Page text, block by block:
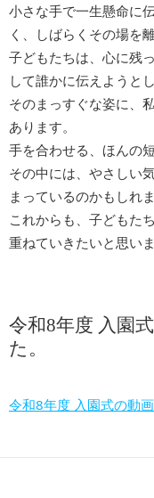
小さな手で一生懸命に
く、しばらくその場を
子どもたちは、心に残
して誰かに伝えようとし
そのまっすぐな姿に、
あります。
手を合わせる、ほんの
その中には、やさしい
まっているのかもしれま
これからも、子どもた
重ねていきたいと思いま
令和8年度 入園
た。
令和8年度 入園式の動